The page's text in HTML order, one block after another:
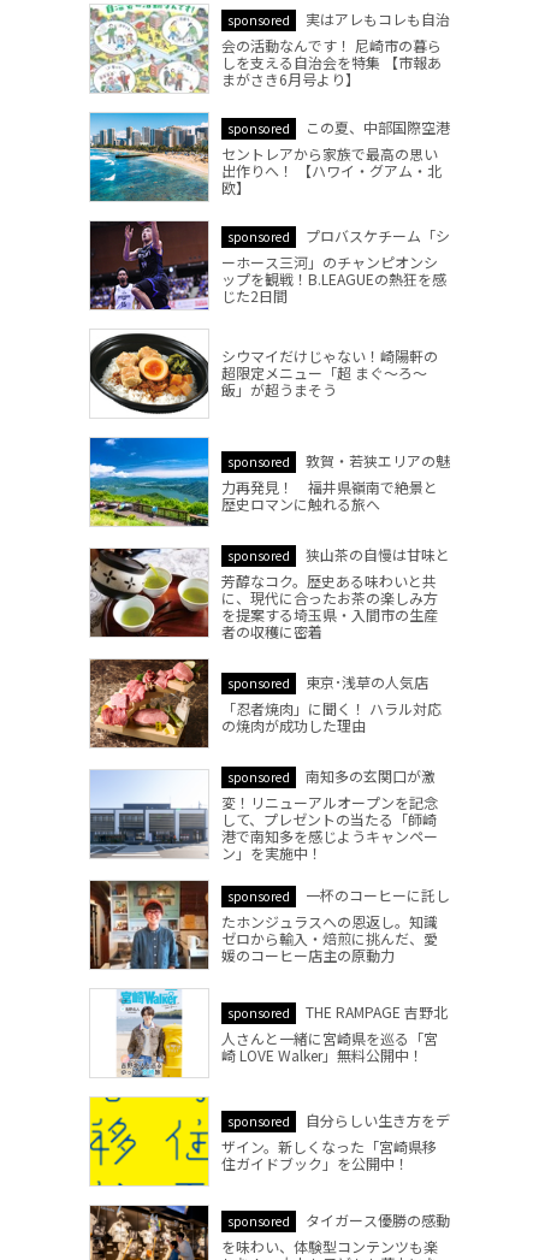
sponsored
実はアレもコレも自治
会の活動なんです！ 尼崎市の暮ら
しを支える自治会を特集 【市報あ
まがさき6月号より】
sponsored
この夏、中部国際空港
セントレアから家族で最高の思い
出作りへ！ 【ハワイ・グアム・北
欧】
sponsored
プロバスケチーム「シ
ーホース三河」のチャンピオンシ
ップを観戦！B.LEAGUEの熱狂を感
じた2日間
シウマイだけじゃない！崎陽軒の
超限定メニュー「超 まぐ～ろ～
飯」が超うまそう
sponsored
敦賀・若狭エリアの魅
力再発見！ 福井県嶺南で絶景と
歴史ロマンに触れる旅へ
sponsored
狭山茶の自慢は甘味と
芳醇なコク。歴史ある味わいと共
に、現代に合ったお茶の楽しみ方
を提案する埼玉県・入間市の生産
者の収穫に密着
sponsored
東京･浅草の人気店
「忍者焼肉」に聞く！ ハラル対応
の焼肉が成功した理由
sponsored
南知多の玄関口が激
変！リニューアルオープンを記念
して、プレゼントの当たる「師崎
港で南知多を感じようキャンペー
ン」を実施中！
sponsored
一杯のコーヒーに託し
たホンジュラスへの恩返し。知識
ゼロから輸入・焙煎に挑んだ、愛
媛のコーヒー店主の原動力
sponsored
THE RAMPAGE 吉野北
人さんと一緒に宮崎県を巡る「宮
崎 LOVE Walker」無料公開中！
sponsored
自分らしい生き方をデ
ザイン。新しくなった「宮崎県移
住ガイドブック」を公開中！
sponsored
タイガース優勝の感動
を味わい、体験型コンテンツも楽